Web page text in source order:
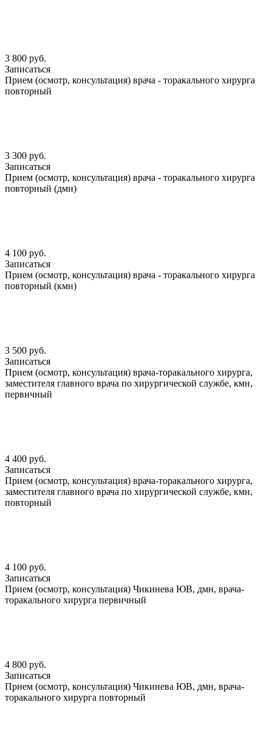
3 800 руб.
Записаться
Прием (осмотр, консультация) врача - торакального хирурга
повторный
3 300 руб.
Записаться
Прием (осмотр, консультация) врача - торакального хирурга
повторный (дмн)
4 100 руб.
Записаться
Прием (осмотр, консультация) врача - торакального хирурга
повторный (кмн)
3 500 руб.
Записаться
Прием (осмотр, консультация) врача-торакального хирурга,
заместителя главного врача по хирургической службе, кмн,
первичный
4 400 руб.
Записаться
Прием (осмотр, консультация) врача-торакального хирурга,
заместителя главного врача по хирургической службе, кмн,
повторный
4 100 руб.
Записаться
Прием (осмотр, консультация) Чикинева ЮВ, дмн, врача-
торакального хирурга первичный
4 800 руб.
Записаться
Прием (осмотр, консультация) Чикинева ЮВ, дмн, врача-
торакального хирурга повторный